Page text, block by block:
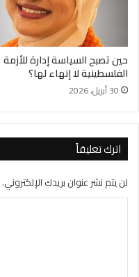
حين تصبح السياسة إدارة للأزمة
الفلسطينية لا إنهاء لها؟
30 أبريل، 2026
اترك تعليقاً
لن يتم نشر عنوان بريدك الإلكتروني.